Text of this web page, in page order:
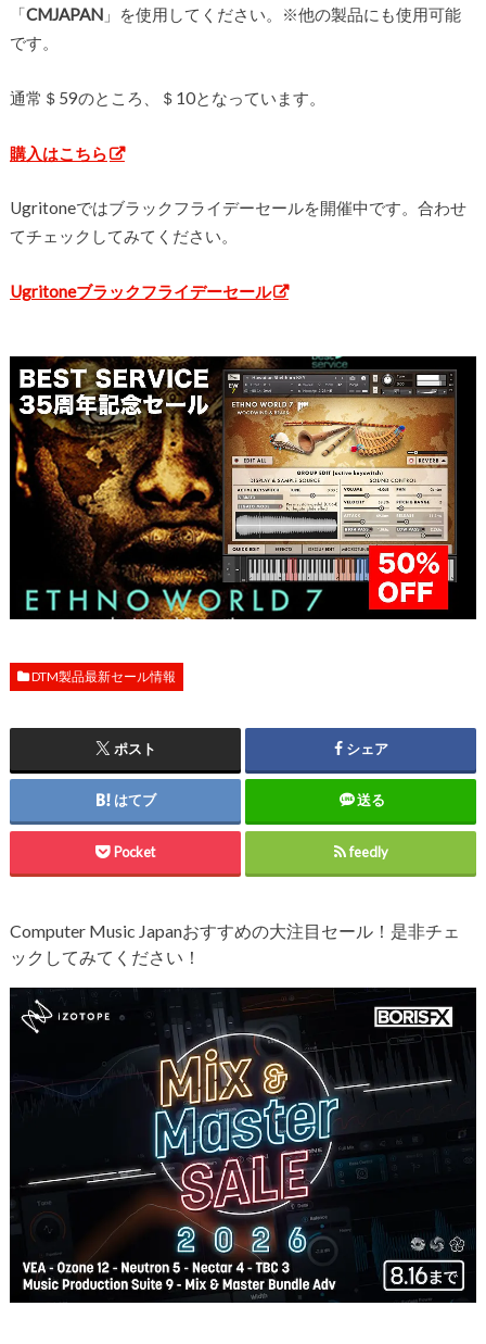
「CMJAPAN」を使用してください。※他の製品にも使用可能
です。
通常＄59のところ、＄10となっています。
購入はこちら
Ugritoneではブラックフライデーセールを開催中です。合わせ
てチェックしてみてください。
Ugritoneブラックフライデーセール
DTM製品最新セール情報
ポスト シェア
はてブ 送る
Pocket feedly
Computer Music Japanおすすめの大注目セール！是非チェ
ックしてみてください！